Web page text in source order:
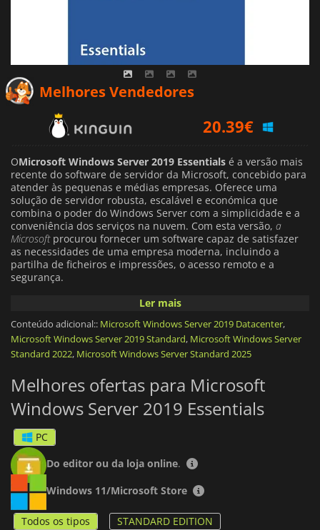
Melhores Vendedores
10.43€
OMicrosoft Windows Server 2019 Essentials é a versão mais
recente do software de servidor da Microsoft, concebido para
atender às pequenas e médias empresas. Oferece uma
solução de servidor robusta, escalável e económica que
combina o poder do Windows Server com a simplicidade e a
conveniência dos serviços na nuvem. Com esta versão, a
Microsoftprocurou fornecer um software capaz de satisfazer
as necessidades de uma empresa moderna, incluindo a
partilha de ficheiros e impressões, o acesso remoto e a
segurança.
Microsoft Windows Server 2019 Essentials
série de funcionalidades e capacidades melhoradas. Fornece
uma única licença que inclui Licenças de Acesso de Cliente
(CAL) para até 25 utilizadores e 50 dispositivos, reduzindo a
complexidade da gestão de vários contratos de licença. Além
Directory (AAD), o Azure Site Recovery (ASR) e o Azure Virtual
Network, permitindo às empresas tirar partido do poder do
Microsoft Azure diretamente a partir do seu servidor local.
simplificada.
Ler mais
Conteúdo adicional:: Microsoft Windows Server 2019 Datacenter,
Microsoft Windows Server 2019 Standard, Microsoft Windows Server
Standard 2022, Microsoft Windows Server Standard 2025
Melhores ofertas para Microsoft
Windows Server 2019 Essentials
PC
Do editor ou da loja online.
Windows 11/Microsoft Store
Todos os tipos STANDARD EDITION